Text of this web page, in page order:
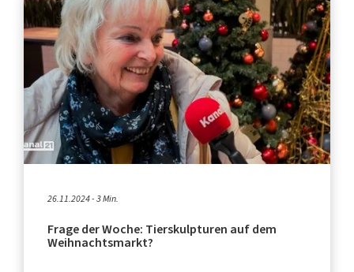
26.11.2024 - 3 Min.
Frage der Woche: Tierskulpturen auf dem
Weihnachtsmarkt?